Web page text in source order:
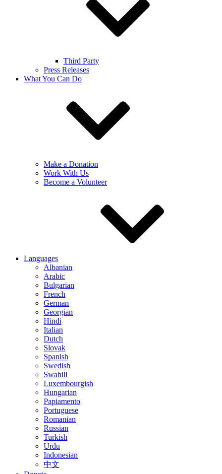
Third Party
Press Releases
What You Can Do
Make a Donation
Work With Us
Become a Volunteer
Languages
Albanian
Arabic
Bulgarian
French
German
Georgian
Hindi
Italian
Dutch
Slovak
Spanish
Swedish
Swahili
Luxembourgish
Hungarian
Papiamento
Portuguese
Romanian
Russian
Turkish
Urdu
Indonesian
中文